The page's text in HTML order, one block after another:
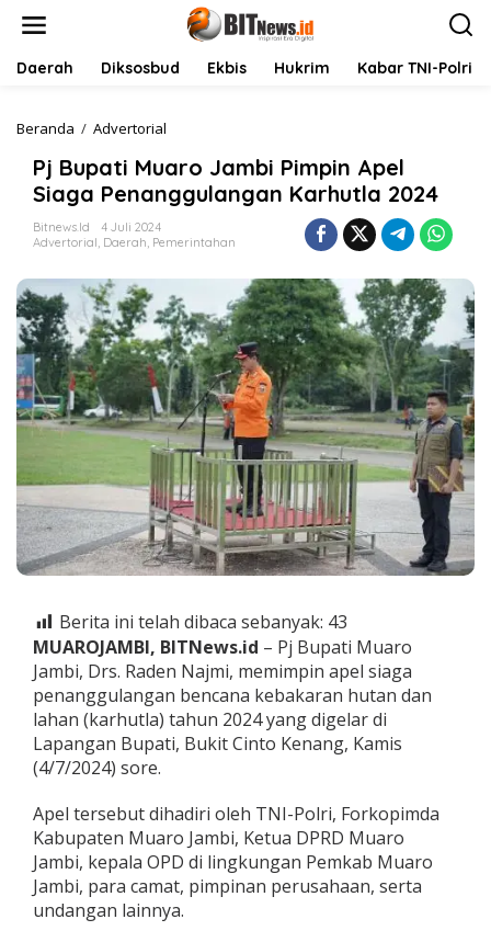
Daerah Diksosbud Ekbis Hukrim Kabar TNI-Polri
Beranda / Advertorial
B
u
p
t
u
a
r
o
J
a
m
b
P
i
m
p
i
n
p
e
S
i
a
g
n
a
n
g
g
u
Pj Bupati Muaro Jambi Pimpin Apel
Siaga Penanggulangan Karhutla 2024
Bitnews.id
4 Juli 2024
Advertorial, Daerah, Pemerintahan
Berita ini telah dibaca sebanyak: 43
MUAROJAMBI, BITNews.id – Pj Bupati Muaro
Jambi, Drs. Raden Najmi, memimpin apel siaga
penanggulangan bencana kebakaran hutan dan
lahan (karhutla) tahun 2024 yang digelar di
Lapangan Bupati, Bukit Cinto Kenang, Kamis
(4/7/2024) sore.
Apel tersebut dihadiri oleh TNI-Polri, Forkopimda
Kabupaten Muaro Jambi, Ketua DPRD Muaro
Jambi, kepala OPD di lingkungan Pemkab Muaro
Jambi, para camat, pimpinan perusahaan, serta
undangan lainnya.